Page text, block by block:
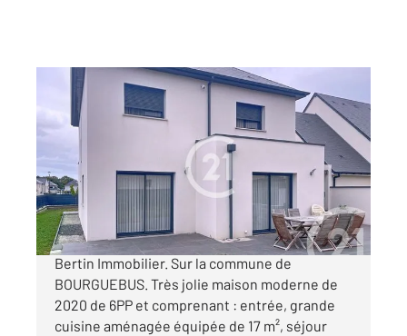
BOURGUEBUS 14
144 m
, 6 pièces
Ref : 2960
Maison à vendre
398 000 €
Nouveau dans votre agence CENTURY 21
Bertin Immobilier. Sur la commune de
BOURGUEBUS. Très jolie maison moderne de
2020 de 6PP et comprenant : entrée, grande
cuisine aménagée équipée de 17 m², séjour